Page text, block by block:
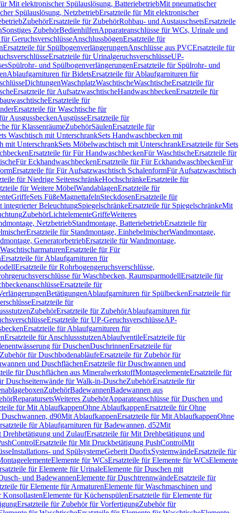
Mit elektronischer Spülauslösung, BatteriebetriebMit pneumatischer
Spülauslösung, NetzbetriebErsatzteile für Mit elektronischer
ZubehörErsatzteile für ZubehörRohbau- und AustauschsetsErsatzteile
Sonstiges ZubehörBedienhilfenApparateanschlüsse für WCs, Urinale und
GeruchsverschlüsseAnschlussbögenErsatzteile für
Ersatzteile für SpülbogenverlängerungenAnschlüsse aus PVCErsatzteile für
Ersatzteile für UrinalgeruchsverschlüsseUP-
Spülrohr- und SpülbogenverlängerungenErsatzteile für Spülrohr- und
Ablaufgarnituren für BidetsErsatzteile für Ablaufgarnituren für
DichtungenWaschplatzWaschtischeWaschtischeErsatzteile für
Ersatzteile für AufsatzwaschtischeHandwaschbeckenErsatzteile für
Ersatzteile für
Ersatzteile für Waschtische für
AusgussbeckenAusgüsseErsatzteile für
für KlassenräumeZubehörSäulenErsatzteile für
Waschtisch mit UnterschrankSets Handwaschbecken mit
mit UnterschrankSets Möbelwaschtisch mit UnterschrankErsatzteile für Sets
Ersatzteile für Für HandwaschbeckenFür WaschtischeErsatzteile für
Für EckhandwaschbeckenErsatzteile für Für EckhandwaschbeckenFür
Ersatzteile für Für Aufsatzwaschtisch SchalenformFür Aufsatzwaschtisch
für Niedrige SeitenschränkeHochschränkeErsatzteile für
für Weitere MöbelWandablagenErsatzteile für
GriffeSets FüßeMagnettafelnSteckdosenErsatzteile für
integrierter BeleuchtungSpiegelschränkeErsatzteile für SpiegelschränkeMit
ZubehörLichtelementeGriffeWeiteres
NetzbetriebStandmontage, BatteriebetriebErsatzteile für
Ersatzteile für Standmontage, EinhebelmischerWandmontage,
GeneratorbetriebErsatzteile für Wandmontage,
Ersatzteile für Für
Ersatzteile für Ablaufgarnituren für
Ersatzteile für Rohrbogengeruchsverschlüsse,
für Waschbecken, RaumsparmodellErsatzteile für
Ersatzteile für
BetätigungenAblaufgarnituren für SpülbeckenErsatzteile für
Ersatzteile für
ZubehörErsatzteile für ZubehörAblaufgarnituren für
Ersatzteile für UP-GeruchsverschlüsseAP-
Ersatzteile für Ablaufgarnituren für
Ersatzteile für AnschlussstutzenAblaufventileErsatzteile für
für DuschenDuschrinnenErsatzteile für
Zubehör für DuschbodenabläufeErsatzteile für Zubehör für
und DuschflächenErsatzteile für Duschwannen und
für Duschflächen aus MineralwerkstoffMontageelementeErsatzteile für
Duschseitenwände für Walk-in-DuscheZubehörErsatzteile für
ZubehörBadewannenBadewannen aus
ReparatursetsWeiteres ZubehörApparateanschlüsse für Duschen und
für Mit AblaufkappenOhne AblaufkappenErsatzteile für Ohne
d90Mit AblaufkappenErsatzteile für Mit AblaufkappenOhne
für Ablaufgarnituren für Badewannen, d52Mit
Drehbetätigung und ZulaufErsatzteile für Mit Drehbetätigung und
Ersatzteile für Mit Druckbetätigung PushControlMit
Installations- und SpülsystemeGeberit DuofixSystemwändeErsatzteile für
Elemente für WCsErsatzteile für Elemente für WCsElemente
für Elemente für UrinaleElemente für Duschen mit
und BadewannenElemente für DuschtrennwändeErsatzteile für
für Elemente für ArmaturenElemente für Waschmaschinen und
KonsollastenElemente für KüchenspülenErsatzteile für Elemente für
Ersatzteile für Zubehör für VorfertigungZubehör für